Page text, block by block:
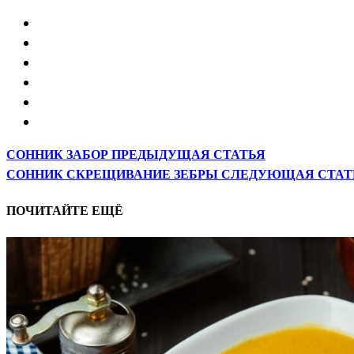
СОННИК ЗАБОРПРЕДЫДУЩАЯ СТАТЬЯ
СОННИК СКРЕЩИВАНИЕ ЗЕБРЫСЛЕДУЮЩАЯ
ПОЧИТАЙТЕ ЕЩЁ